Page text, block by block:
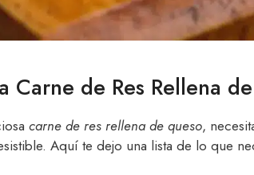
Carne de Res Rellena
carne de res rellena de queso,
Aquí te dejo una lista de lo que